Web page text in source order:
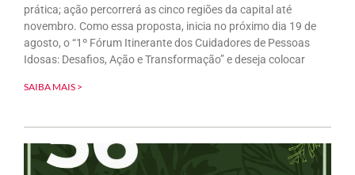
prática; ação percorrerá as cinco regiões da capital até
novembro. Como essa proposta, inicia no próximo dia 19 de
agosto, o “1º Fórum Itinerante dos Cuidadores de Pessoas
Idosas: Desafios, Ação e Transformação” e deseja colocar
SAIBA MAIS >